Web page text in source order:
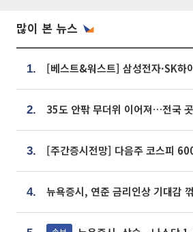
많이 본 뉴스
1.
2.
3.
4.